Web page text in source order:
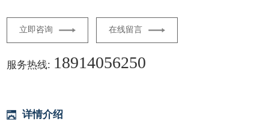
立即咨询 在线留言
服务热线: 18914056250
详情介绍